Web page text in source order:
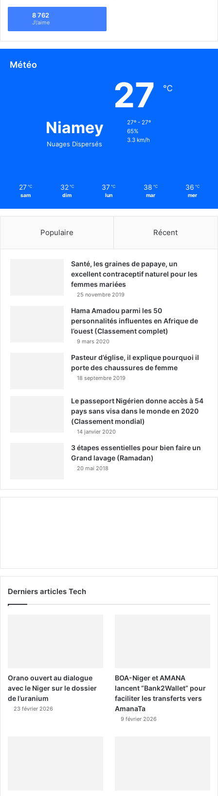
8 762
J\'aime
Météo
Niamey
Nuages Dispersés
27 ℃
27º - 27º
65%
3.3 km/h
27 ℃
sam
32 ℃
dim
37 ℃
lun
38 ℃
mar
36 ℃
mer
Populaire Récent
Santé, les graines de papaye, un
excellent contraceptif naturel pour les
femmes mariées
25 novembre 2019
Hama Amadou parmi les 50
personnalités influentes en Afrique de
l’ouest (Classement complet)
9 mars 2020
Pasteur d’église, il explique pourquoi il
porte des chaussures de femme
18 septembre 2019
Le passeport Nigérien donne accès à 54
pays sans visa dans le monde en 2020
(Classement mondial)
14 janvier 2020
3 étapes essentielles pour bien faire un
Grand lavage (Ramadan)
20 mai 2018
Derniers articles Tech
Orano ouvert au dialogue
avec le Niger sur le dossier
de l’uranium
23 février 2026
BOA-Niger et AMANA
lancent “Bank2Wallet” pour
faciliter les transferts vers
AmanaTa
9 février 2026